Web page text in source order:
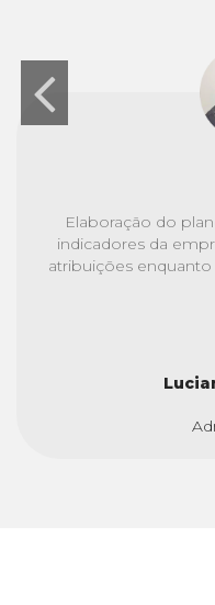
Elaboração do
indicadores da
atribuições enquanto